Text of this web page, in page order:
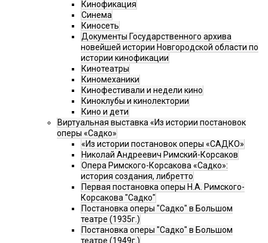
Кинофикация
Синема
Киносеть
Документы Государственного архива
новейшей истории Новгородской области по
истории кинофикации
Кинотеатры
Киномеханики
Кинофестивали и недели кино
Киноклубы и кинолектории
Кино и дети
Виртуальная выставка «Из истории постановок
оперы «Садко»
«Из истории постановок оперы «САДКО»
Николай Андреевич Римский-Корсаков
Опера Римского-Корсакова «Садко»:
история создания, либретто
Первая постановка оперы Н.А. Римского-
Корсакова "Садко"
Постановка оперы "Садко" в Большом
театре (1935г.)
Постановка оперы "Садко" в Большом
театре (1949г.)